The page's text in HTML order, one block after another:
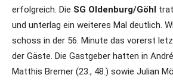
erfolgreich. Die SG Oldenburg/Göhl
und unterlag ein weiteres Mal deutlich.
schoss in der 56. Minute das vorerst
der Gäste. Die Gastgeber hatten in
Matthis Bremer (23., 48.) sowie Julian